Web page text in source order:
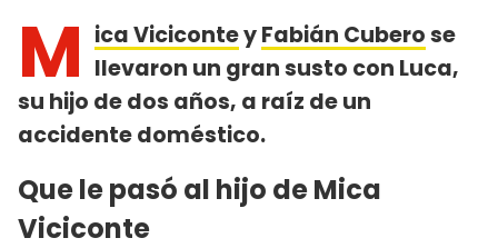
M ica ViciconteyFabián Cuberose
llevaron un gran susto con Luca,
su hijo de dos años, a raíz de un
accidente doméstico.
Que le pasó al hijo de Mica
Viciconte